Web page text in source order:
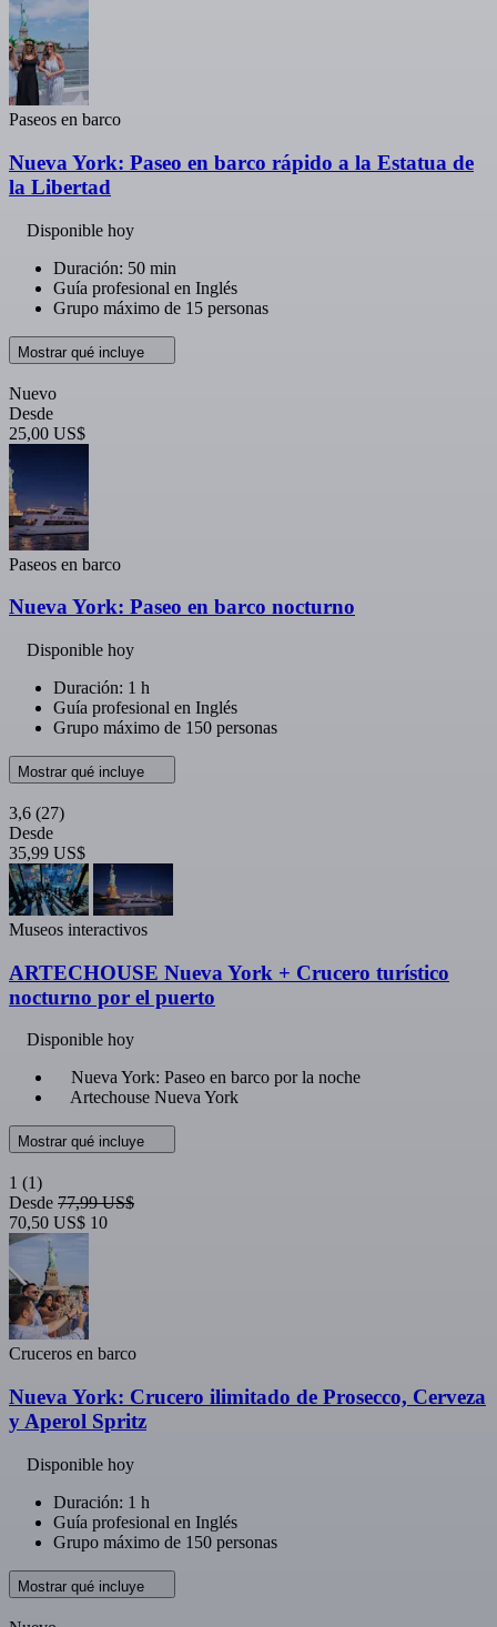
Paseos en barco
Nueva York: Paseo en barco rápido a la Estatua de
la Libertad
Disponible hoy
Duración: 50 min
Guía profesional en Inglés
Grupo máximo de 15 personas
Mostrar qué incluye
Nuevo
Desde
25,00 US$
Paseos en barco
Nueva York: Paseo en barco nocturno
Disponible hoy
Duración: 1 h
Guía profesional en Inglés
Grupo máximo de 150 personas
Mostrar qué incluye
3,6 (27)
Desde
35,99 US$
Museos interactivos
ARTECHOUSE Nueva York + Crucero turístico
nocturno por el puerto
Disponible hoy
Nueva York: Paseo en barco por la noche
Artechouse Nueva York
Mostrar qué incluye
1 (1)
Desde 77,99 US$
70,50 US$ 10
Cruceros en barco
Nueva York: Crucero ilimitado de Prosecco, Cerveza
y Aperol Spritz
Disponible hoy
Duración: 1 h
Guía profesional en Inglés
Grupo máximo de 150 personas
Mostrar qué incluye